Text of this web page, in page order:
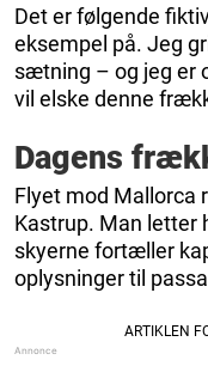
Det er følgende
eksempel på. Jeg
sætning – og jeg er
vil elske denne
Dagens
Flyet mod Mallorca
Kastrup. Man letter
skyerne fortæller
oplysninger til